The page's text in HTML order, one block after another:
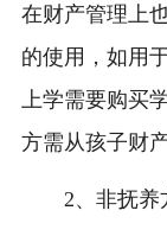
在财产管理上
的使用，如用
上学需要购买
方需从孩子财
2、非抚